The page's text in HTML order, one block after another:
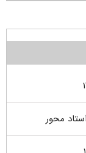
محور